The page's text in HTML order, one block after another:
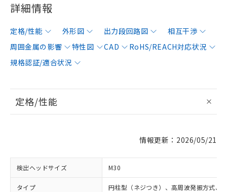
詳細情報
定格/性能 外形図 出力段回路図
相互干渉
周囲金属の影響
特性図 CAD
RoHS/REACH対応状況
規格認証/適合状況
定格/性能
情報更新：2026/05/21
検出ヘッドサイズ M30
タイプ 円柱型（ネジつき）、高周波発振方式、